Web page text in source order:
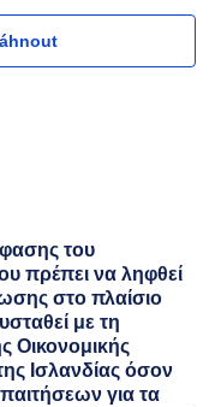
του
πρέπει να ληφθεί
στο πλαίσιο
με τη
Οικονομικής
Ισλανδίας όσον
για τα